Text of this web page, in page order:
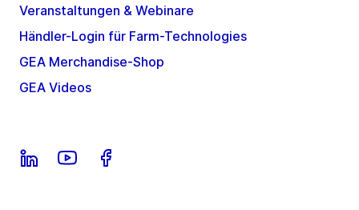
Veranstaltungen & Webinare
Händler-Login für Farm-Technologies
GEA Merchandise-Shop
GEA Videos